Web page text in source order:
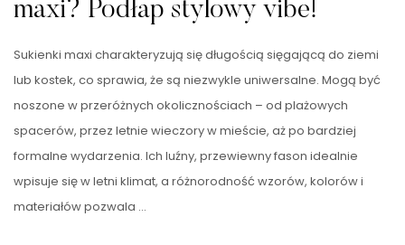
maxi? Podłap stylowy vibe!
Sukienki maxi charakteryzują się długością sięgającą do ziemi
lub kostek, co sprawia, że są niezwykle uniwersalne. Mogą być
noszone w przeróżnych okolicznościach – od plażowych
spacerów, przez letnie wieczory w mieście, aż po bardziej
formalne wydarzenia. Ich luźny, przewiewny fason idealnie
wpisuje się w letni klimat, a różnorodność wzorów, kolorów i
materiałów pozwala …